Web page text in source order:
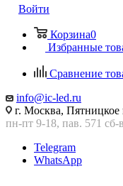
Войти
Корзина0
Избранные
Сравнение
info@ic-led.ru
г. Москва, Пятницкое
пн-пт 9-18, пав. 571 сб-
Telegram
WhatsApp